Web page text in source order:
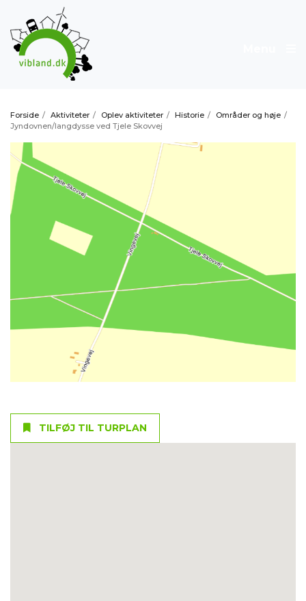
Forside / Aktiviteter / Oplev aktiviteter / Historie / Områder og høje /
Jyndovnen/langdysse ved Tjele Skovvej
TILFØJ TIL TURPLAN